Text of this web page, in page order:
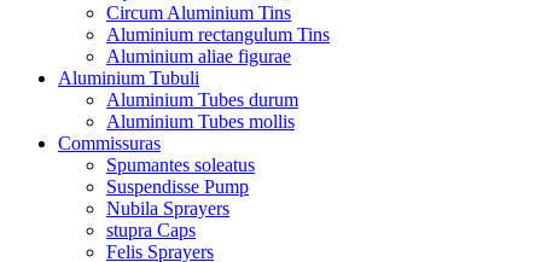
Circum Aluminium Tins
Aluminium rectangulum Tins
Aluminium aliae figurae
Aluminium Tubuli
Aluminium Tubes durum
Aluminium Tubes mollis
Commissuras
Spumantes soleatus
Suspendisse Pump
Nubila Sprayers
stupra Caps
Felis Sprayers